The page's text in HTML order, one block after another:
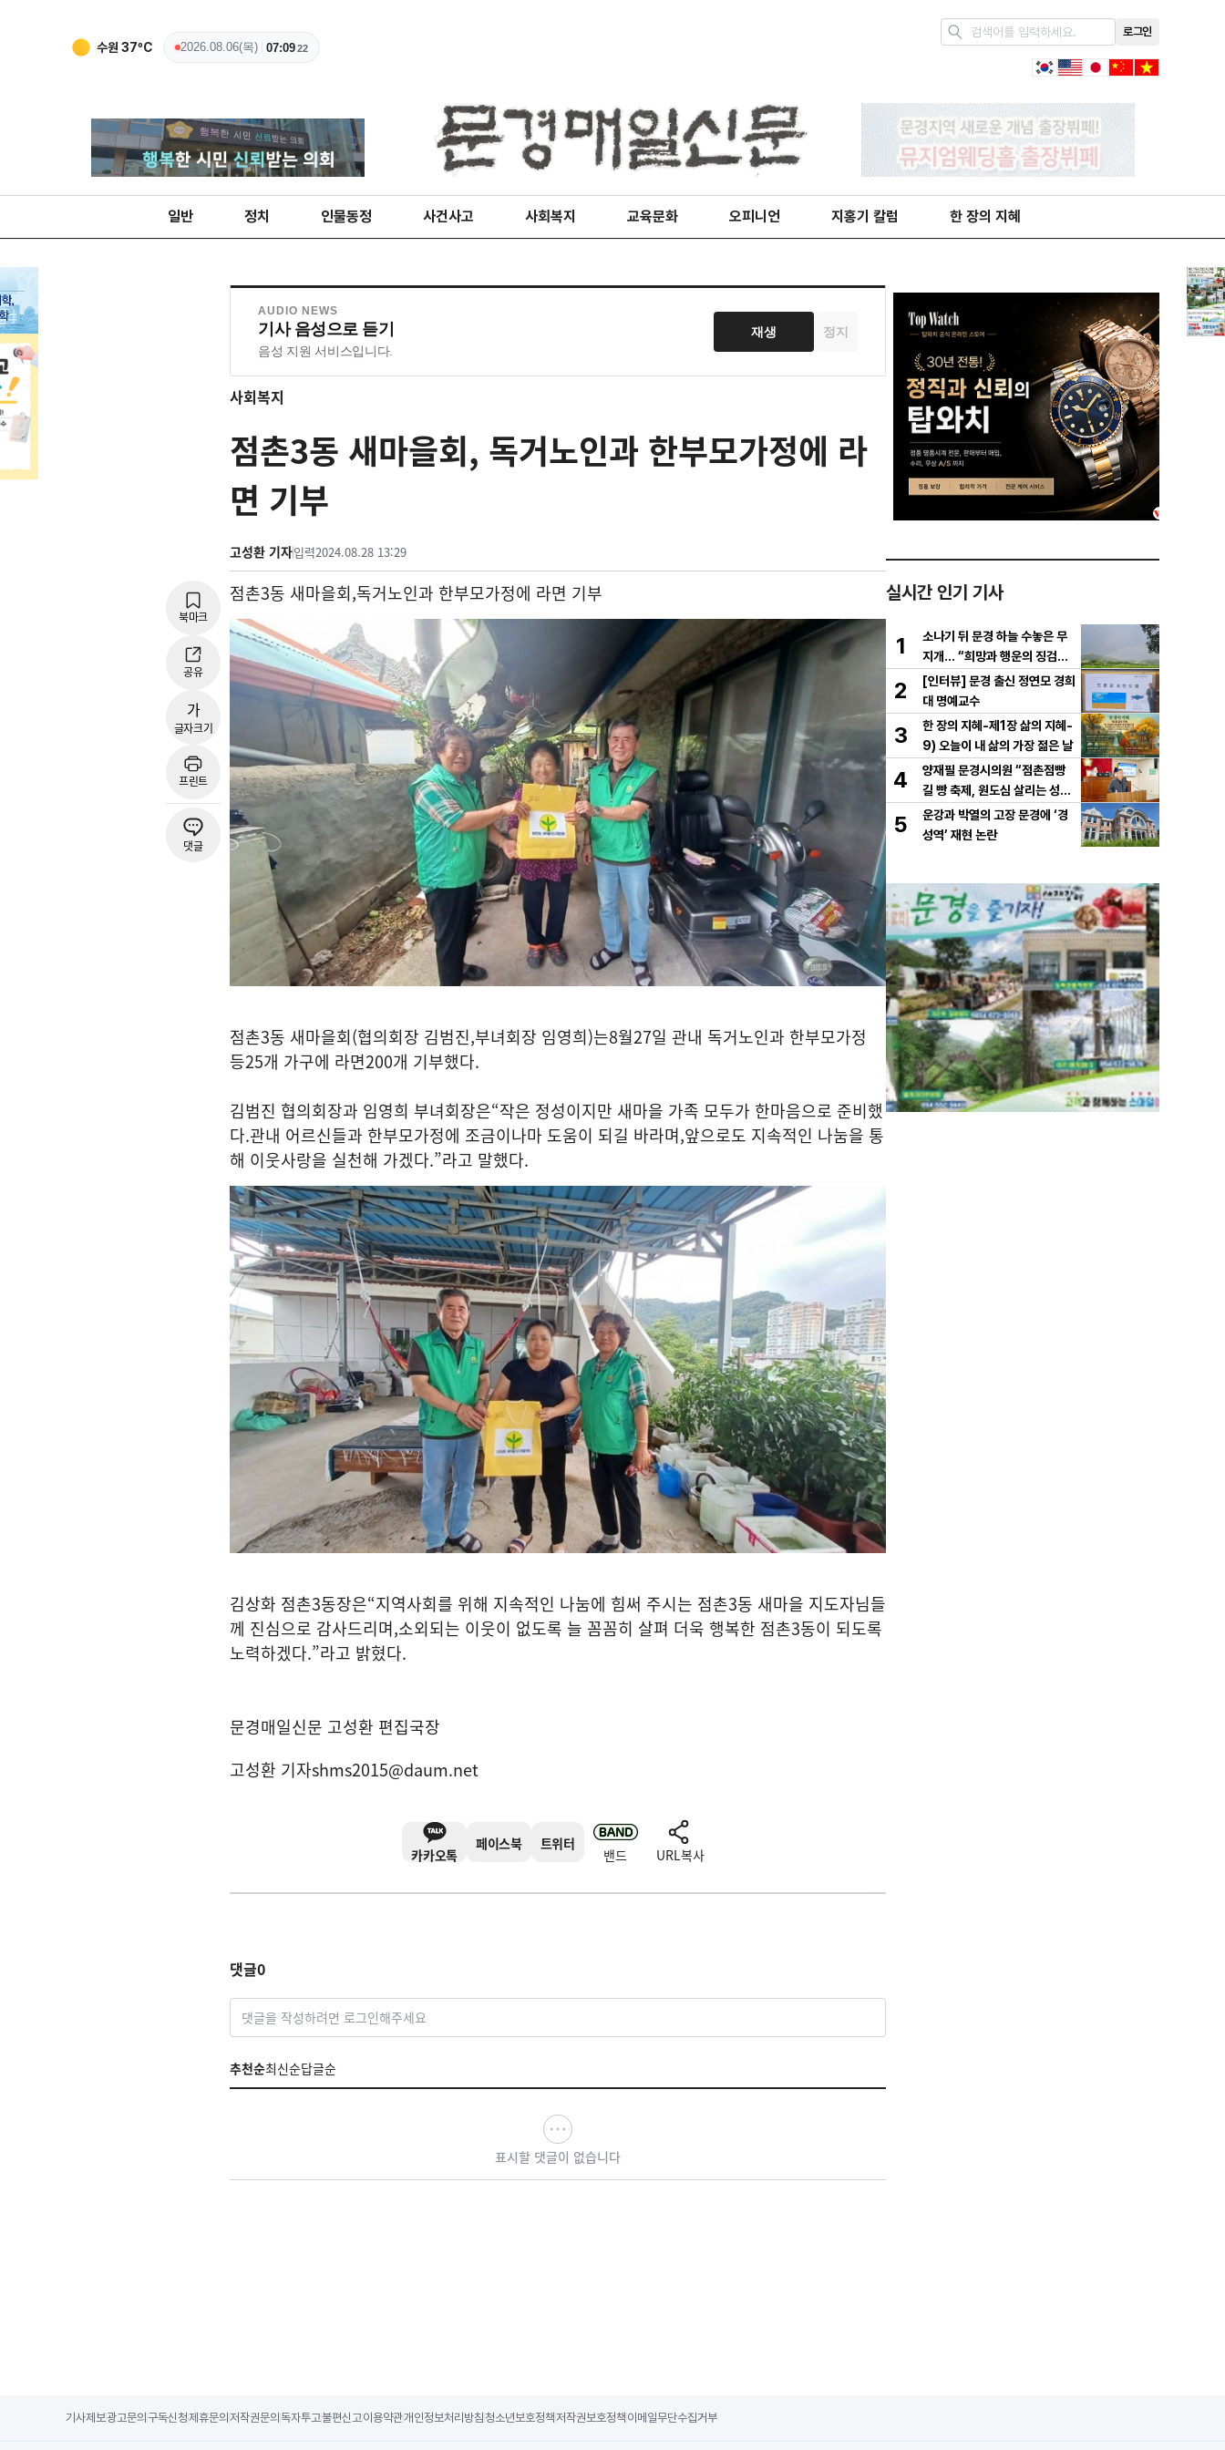
수원 37ºC 2026.08.06(목) 07:0923
로그인
일반 정치 인물동정 사건사고 사회복지 교육문화 오피니언 지홍기 칼럼 한 장의 지혜
AUDIO NEWS
기사 음성으로 듣기
음성 지원 서비스입니다.
재생 정지
사회복지
점촌3동 새마을회, 독거노인과 한부모가정에 라
면 기부
고성환 기자입력2024.08.28 13:29
북마크
공유
가
글자크기
프린트
댓글
점촌3동 새마을회,독거노인과 한부모가정에 라면 기부
점촌3동 새마을회(협의회장 김범진,부녀회장 임영희)는8월27일 관내 독거노인과 한부모가정
등25개 가구에 라면200개 기부했다.
김범진 협의회장과 임영희 부녀회장은“작은 정성이지만 새마을 가족 모두가 한마음으로 준비했
다.관내 어르신들과 한부모가정에 조금이나마 도움이 되길 바라며,앞으로도 지속적인 나눔을 통
해 이웃사랑을 실천해 가겠다.”라고 말했다.
김상화 점촌3동장은“지역사회를 위해 지속적인 나눔에 힘써 주시는 점촌3동 새마을 지도자님들
께 진심으로 감사드리며,소외되는 이웃이 없도록 늘 꼼꼼히 살펴 더욱 행복한 점촌3동이 되도록
노력하겠다.”라고 밝혔다.
문경매일신문 고성환 편집국장
고성환 기자shms2015@daum.net
카카오톡
페이스북 트위터
밴드 URL복사
댓글0
댓글을 작성하려면 로그인해주세요
추천순최신순답글순
표시할 댓글이 없습니다
실시간 인기 기사
1
소나기 뒤 문경 하늘 수놓은 무
지개… “희망과 행운의 징검다
리”
2
[인터뷰] 문경 출신 정연모 경희
대 명예교수
3
한 장의 지혜-제1장 삶의 지혜-
9) 오늘이 내 삶의 가장 젊은 날
4
양재필 문경시의원 “점촌점빵
길 빵 축제, 원도심 살리는 성장
전략으로 키워야”
5
운강과 박열의 고장 문경에 ‘경
성역’ 재현 논란
기사제보광고문의 구독신청제휴문의 저작권문의 독자투고불편신고이용약관개인정보처리방침 청소년보호정책저작권보호정책 이메일무단수집거부